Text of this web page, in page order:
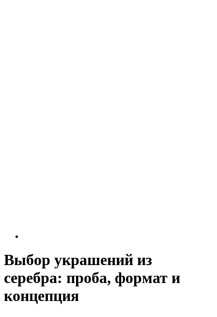
Выбор украшений из
серебра: проба, формат и
концепция